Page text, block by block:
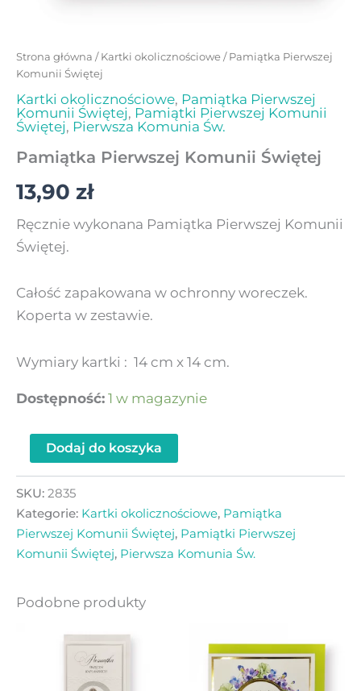
Strona główna /Kartki okolicznościowe/ Pamiątka Pierwszej
Komunii Świętej
Kartki okolicznościowe, Pamiątka Pierwszej
Komunii Świętej, Pamiątki Pierwszej Komunii
Świętej, Pierwsza Komunia Św.
Pamiątka Pierwszej Komunii Świętej
13,90 zł
Ręcznie wykonana Pamiątka Pierwszej Komunii
Świętej.
Całość zapakowana w ochronny woreczek.
Koperta w zestawie.
Wymiary kartki : 14 cm x 14 cm.
Dostępność: 1 w magazynie
Dodaj do koszyka
SKU: 2835
Kategorie: Kartki okolicznościowe, Pamiątka
Pierwszej Komunii Świętej, Pamiątki Pierwszej
Komunii Świętej, Pierwsza Komunia Św.
Podobne produkty